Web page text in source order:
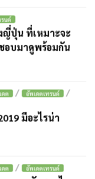
นด์
ญี่ปุ่น ที่เหมาะจะ
บมาดูพร้อมกัน
ดต / อัพเดตเทรนด์ /
มีอะไรน่า
ดต / อัพเดตเทรนด์